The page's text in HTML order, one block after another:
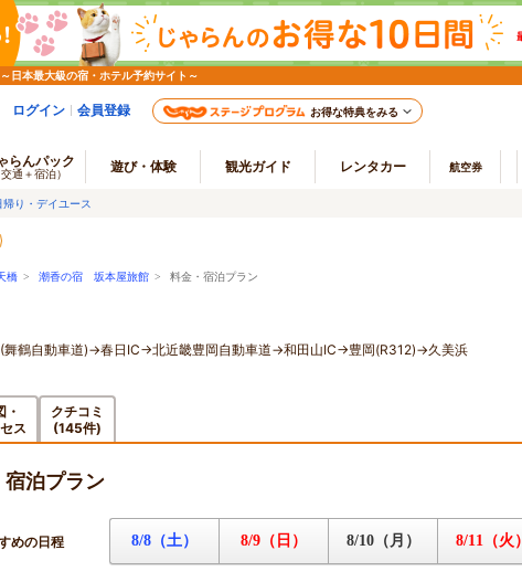
日本最大級の宿・ホテル予約サイト～
ログイン 会員登録 お得な特典をみる
らんパック
通＋宿泊） 遊び・体験 観光ガイド レンタカー 航空券
帰り・デイユース
橋 > 潮香の宿 坂本屋旅館 > 料金・宿泊プラン
鶴自動車道)→春日IC→北近畿豊岡自動車道→和田山IC→豊岡(R312)→久美浜
・
ス
クチコミ
(145件)
泊プラン
めの日程 8/8（土） 8/9（日） 8/10（月） 8/11（火）